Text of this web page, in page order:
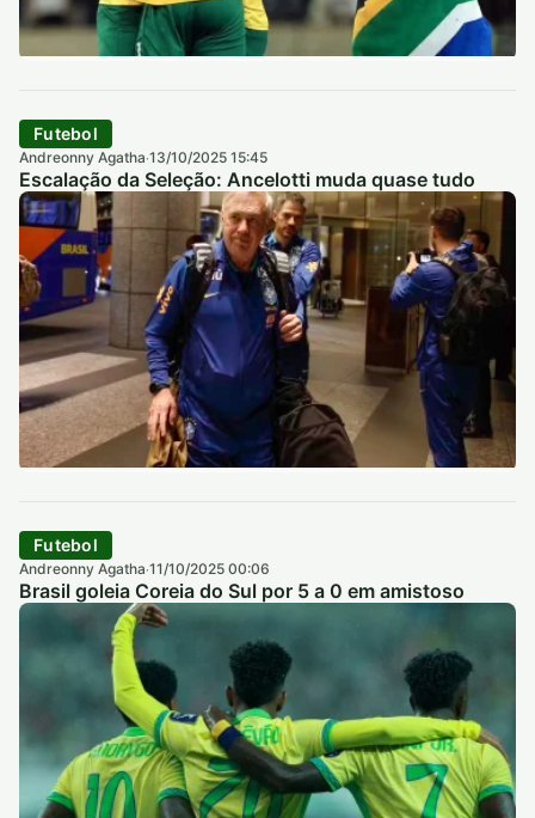
Futebol
Andreonny Agatha·13/10/2025 15:45
Escalação da Seleção: Ancelotti muda quase tudo
Futebol
Andreonny Agatha·11/10/2025 00:06
Brasil goleia Coreia do Sul por 5 a 0 em amistoso